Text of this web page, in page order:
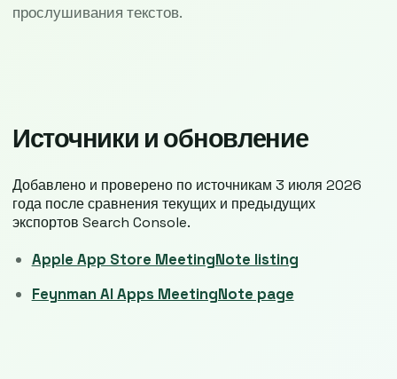
прослушивания текстов.
Источники и обновление
Добавлено и проверено по источникам 3 июля 2026
года после сравнения текущих и предыдущих
экспортов Search Console.
Apple App Store MeetingNote listing
Feynman AI Apps MeetingNote page